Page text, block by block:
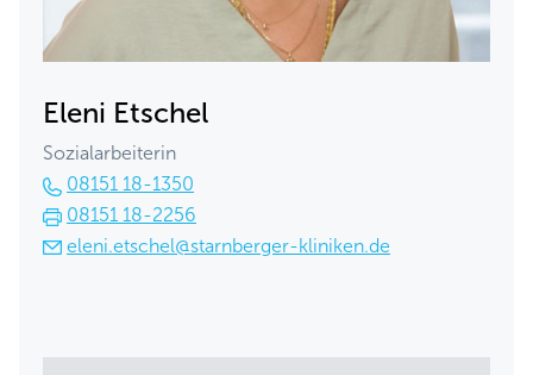
Eleni Etschel
Sozialarbeiterin
08151 18-1350
08151 18-2256
eleni.etschel@starnberger-kliniken.de